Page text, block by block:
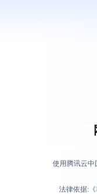
使用腾讯云中
法律依据: